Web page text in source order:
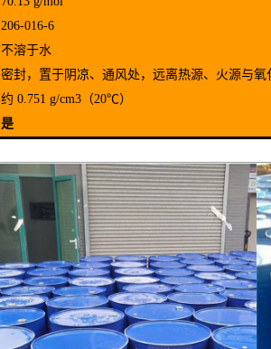
206-016-6
不溶于水
密封，置于阴凉、通风处，远离热源、火源与氧
约 0.751 g/cm3（20℃）
是